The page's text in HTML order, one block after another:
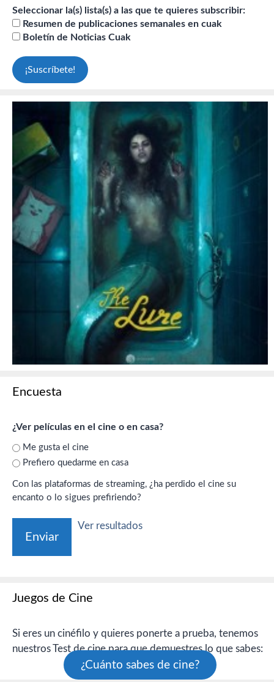
Seleccionar la(s) lista(s) a las que te quieres subscribir:
Resumen de publicaciones semanales en cuak
Boletín de Noticias Cuak
Encuesta
¿Ver películas en el cine o en casa?
Me gusta el cine
Prefiero quedarme en casa
Con las plataformas de streaming, ¿ha perdido el cine su
encanto o lo sigues prefiriendo?
Ver resultados
Juegos de Cine
Si eres un cinéfilo y quieres ponerte a prueba, tenemos
nuestros Test de cine para que demuestres lo que sabes:
¿Cuánto sabes de cine?